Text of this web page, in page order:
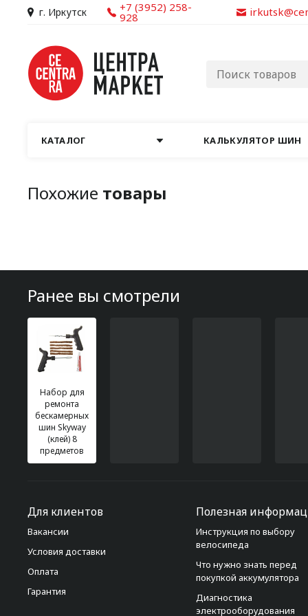
г. Иркутск +7 (3952) 258-
928
КАТАЛОГ КАЛЬКУЛЯТОР ШИН
Похожие товары
Ранее вы смотрели
Набор для
ремонта
бескамерных
шин Skyway
(клей) 8
предметов
Для клиентов
Вакансии
Условия доставки
Оплата
Гарантия
Полезная
Инструкция по выбору
велосипеда
Что нужно знать перед
покупкой аккумулятора
Диагностика
электрооборудования